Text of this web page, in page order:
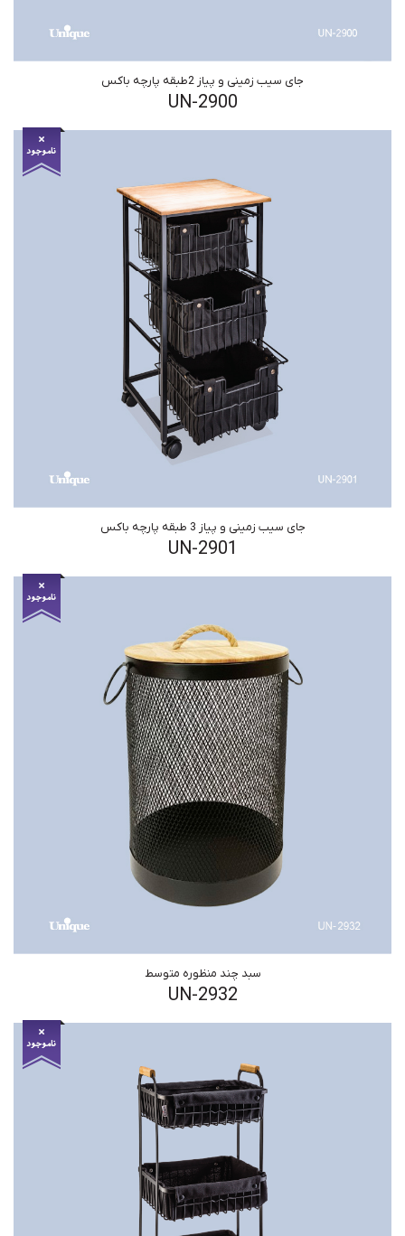
جای سیب زمینی و پیاز 2طبقه پارچه باکس
UN-2900
جای سیب زمینی و پیاز 3 طبقه پارچه باکس
UN-2901
سبد چند منظوره متوسط
UN-2932